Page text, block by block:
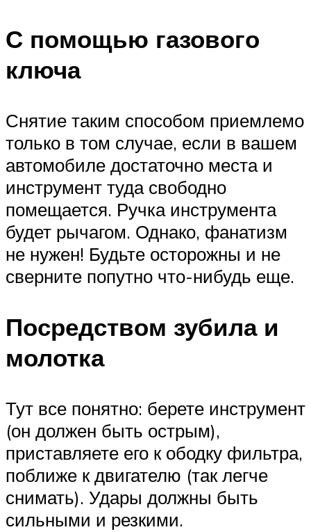
С помощью газового
ключа
Снятие таким способом приемлемо
только в том случае, если в вашем
автомобиле достаточно места и
инструмент туда свободно
помещается. Ручка инструмента
будет рычагом. Однако, фанатизм
не нужен! Будьте осторожны и не
сверните попутно что-нибудь еще.
Посредством зубила и
молотка
Тут все понятно: берете инструмент
(он должен быть острым),
приставляете его к ободку фильтра,
поближе к двигателю (так легче
снимать). Удары должны быть
сильными и резкими.